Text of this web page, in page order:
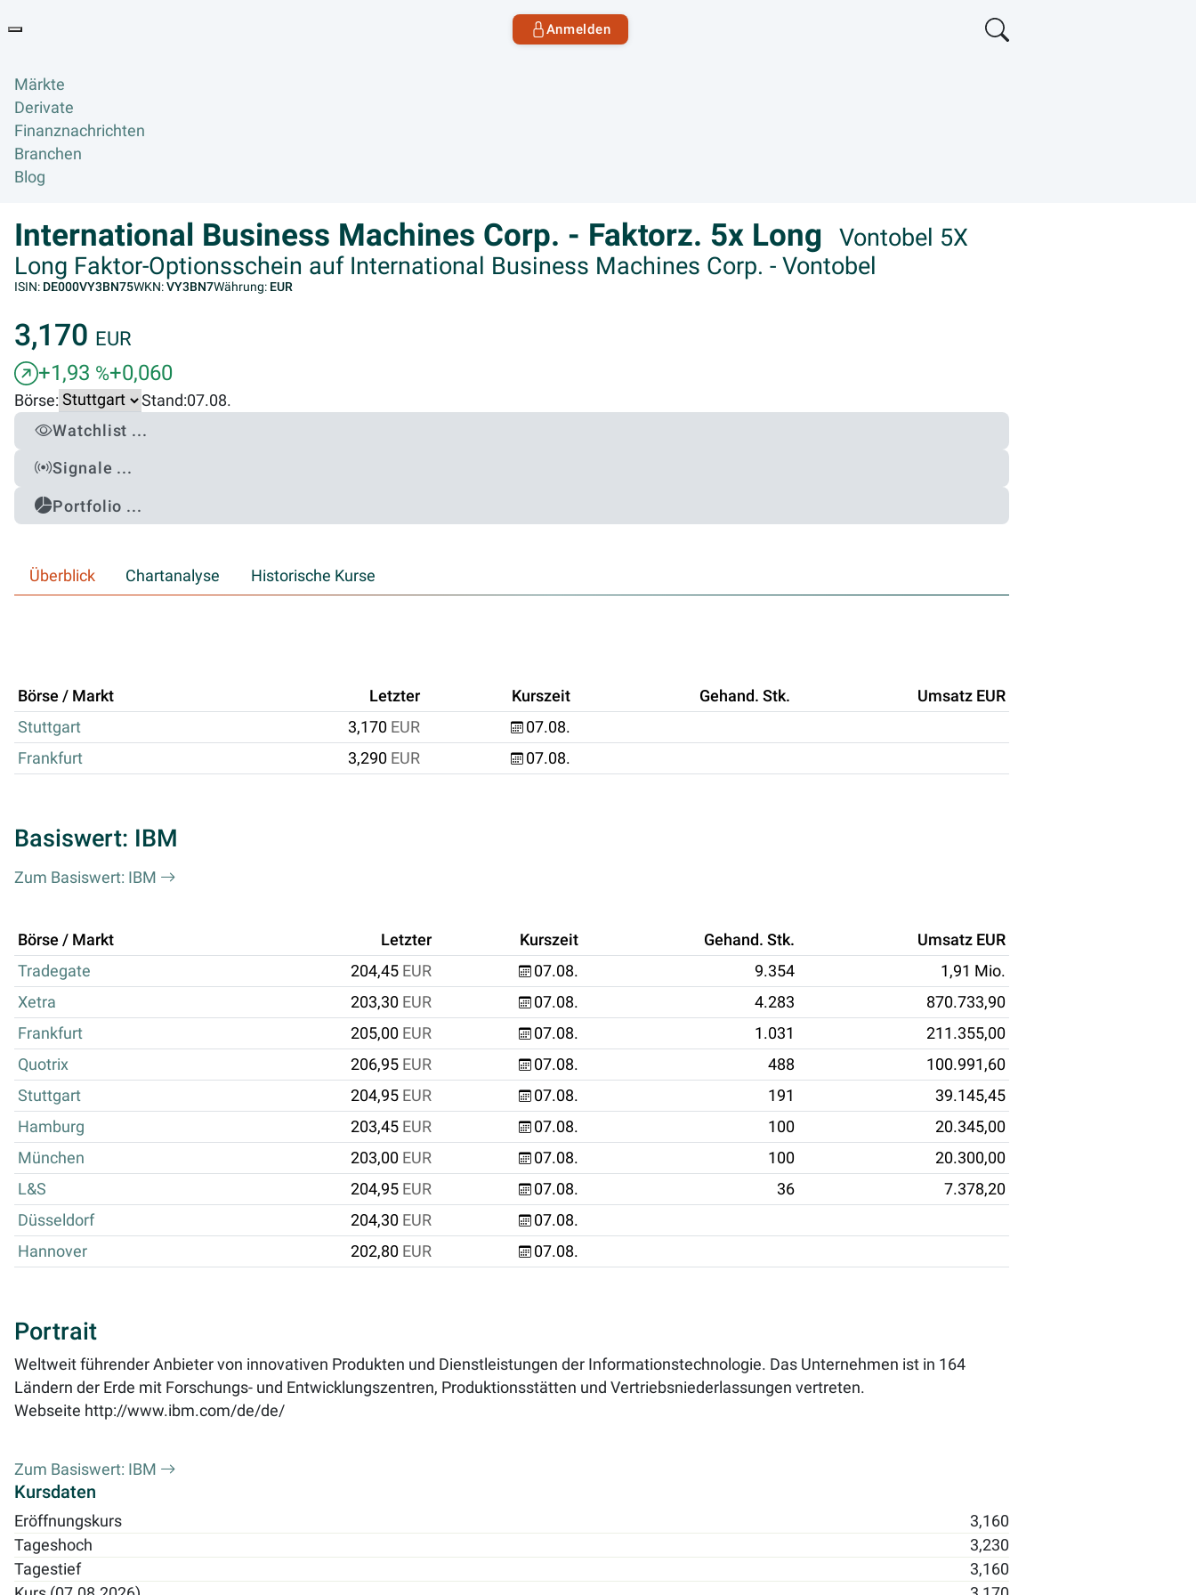
Anmelden
Märkte
Derivate
Finanznachrichten
Branchen
Blog
International Business Machines Corp. - Faktorz. 5x Long
Vontobel 5X
Long Faktor-Optionsschein auf International Business Machines Corp. - Vontobel
ISIN: DE000VY3BN75WKN:VY3BN7Währung: EUR
3,170 EUR
+1,93 %+0,060
Börse: Stand:07.08.
Watchlist ...
Signale ...
Portfolio ...
Überblick Chartanalyse Historische Kurse
Börse / Markt Letzter Kurszeit Gehand. Stk.
Umsatz EUR
Stuttgart
3,170 EUR
07.08.
Frankfurt
3,290 EUR 07.08.
Basiswert: IBM
Zum Basiswert: IBM
Börse / Markt Letzter Kurszeit Gehand. Stk.
Umsatz EUR
Tradegate
204,45 EUR 07.08. 9.354
1,91 Mio.
Xetra
203,30 EUR 07.08. 4.283
870.733,90
Frankfurt
205,00 EUR 07.08. 1.031
211.355,00
Quotrix
206,95 EUR 07.08. 488
100.991,60
Stuttgart
204,95 EUR 07.08. 191
39.145,45
Hamburg
203,45 EUR 07.08. 100
20.345,00
München
203,00 EUR 07.08. 100
20.300,00
L&S
204,95 EUR 07.08. 36
7.378,20
Düsseldorf
204,30 EUR
07.08.
Hannover
202,80 EUR 07.08.
Portrait
Weltweit führender Anbieter von innovativen Produkten und Dienstleistungen der Informationstechnologie. Das Unternehmen ist in 164
Ländern der Erde mit Forschungs- und Entwicklungszentren, Produktionsstätten und Vertriebsniederlassungen vertreten.
Webseite http://www.ibm.com/de/de/
Zum Basiswert: IBM
Kursdaten
Eröffnungskurs
3,160
Tageshoch
3,230
Tagestief
3,160